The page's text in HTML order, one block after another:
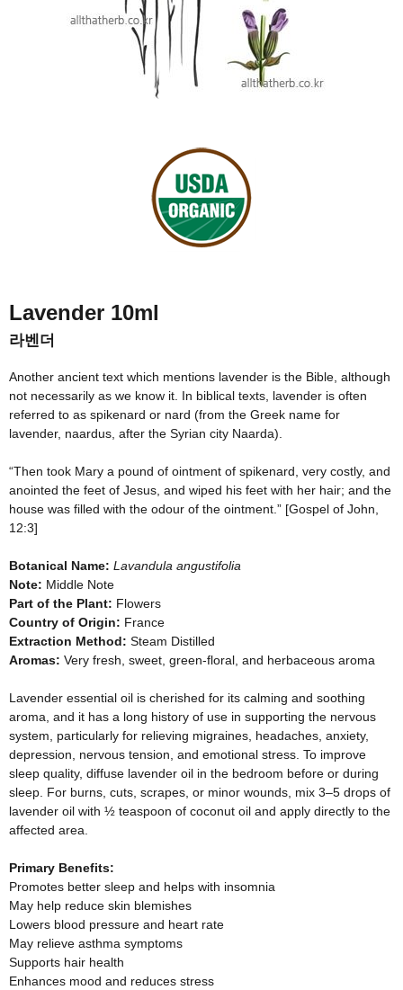
Lavender 10ml
라벤더
Another ancient text which mentions lavender is the Bible, although
not necessarily as we know it. In biblical texts, lavender is often
referred to as spikenard or nard (from the Greek name for
lavender, naardus, after the Syrian city Naarda).
“Then took Mary a pound of ointment of spikenard, very costly, and
anointed the feet of Jesus, and wiped his feet with her hair; and the
house was filled with the odour of the ointment. ” [Gospel of John,
12:3]
Botanical Name: Lavandula angustifolia
Note: Middle Note
Part of the Plant: Flowers
Country of Origin: France
Extraction Method: Steam Distilled
Aromas: Very fresh, sweet, green-floral, and herbaceous aroma
Lavender essential oil is cherished for its calming and soothing
aroma, and it has a long history of use in supporting the nervous
system, particularly for relieving migraines, headaches, anxiety,
depression, nervous tension, and emotional stress. To improve
sleep quality, diffuse lavender oil in the bedroom before or during
sleep. For burns, cuts, scrapes, or minor wounds, mix 3–5 drops of
lavender oil with ½ teaspoon of coconut oil and apply directly to the
affected area.
Primary Benefits:
Promotes better sleep and helps with insomnia
May help reduce skin blemishes
Lowers blood pressure and heart rate
May relieve asthma symptoms
Supports hair health
Enhances mood and reduces stress